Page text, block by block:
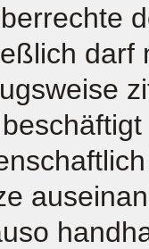
darf